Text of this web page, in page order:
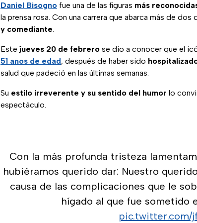
Daniel Bisogno fue una de las figuras más
la prensa rosa. Con una carrera que abarca más de
y comediante.
Este jueves 20 de febrero se dio a conocer que el
51 años de edad, después de haber sido
salud que padeció en las últimas semanas.
Su estilo irreverente y su sentido del humor lo
espectáculo.
Con la más profunda tristeza
hubiéramos querido dar: Nuestro
causa de las complicaciones que le
hígado al que fue sometido
pic.twitter.com/